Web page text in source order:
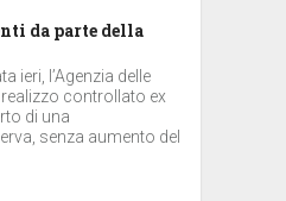
da parte della
ieri, l’Agenzia delle
realizzo controllato ex
di una
senza aumento del